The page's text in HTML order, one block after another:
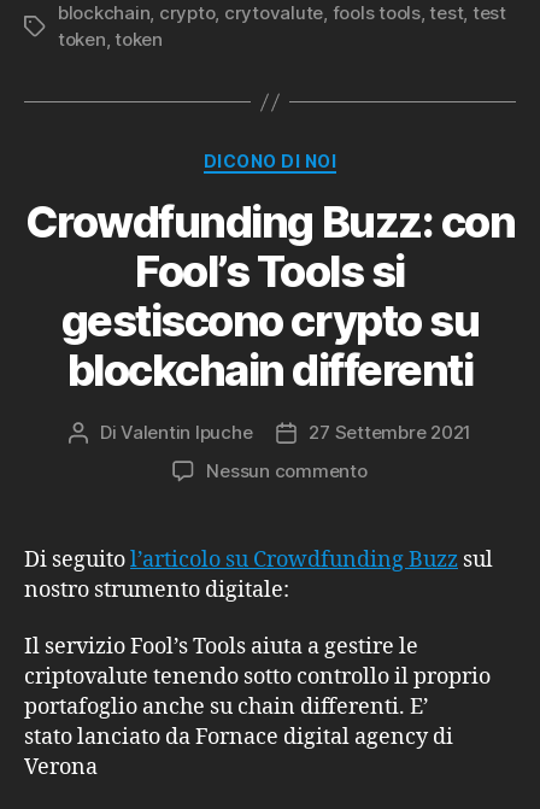
Tag
blockchain, crypto, crytovalute, fools tools, test, test
token, token
Categorie
DICONO DI NOI
Crowdfunding Buzz: con
Fool’s Tools si
gestiscono crypto su
blockchain differenti
Autore
DiValentin Ipuche
Data27 Settembre 2021
Nessun commentosu
con
Fool’s
gestiscono
crypto
su
blockchain
Di seguitol’articolo su Crowdfunding Buzz sul
nostro strumento digitale:
Il servizio Fool’s Tools aiuta a gestire le
criptovalute tenendo sotto controllo il proprio
portafoglio anche su chain differenti. E’
stato lanciato da Fornace digital agency di
Verona